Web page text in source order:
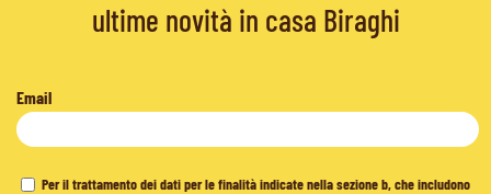
ultime novità in casa Biraghi
Email
Per il trattamento dei dati per le finalità indicate nella sezione b, che includono